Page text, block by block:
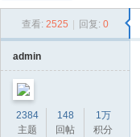
岳
查看: 2525 回复: 0
admin
2384
主题
148
回帖
1万
积分